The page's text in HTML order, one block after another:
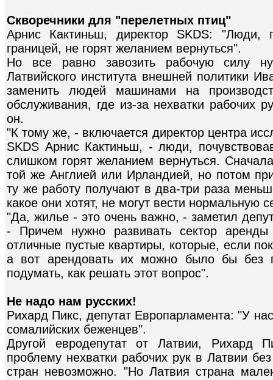
Скворечники для "перелетных птиц"
Арнис Кактиньш, директор SKDS: "Люди,
границей, не горят желанием вернуться".
Но все равно завозить рабочую силу
Латвийского института внешней политики
заменить людей машинами на
обслуживания, где из-за нехватки рабочих
он.
"К тому же, - включается директор центра
SKDS Арнис Кактиньш, - люди,
слишком горят желанием вернуться.
той же Англией или Ирландией, но потом
ту же работу получают в два-три раза
какое они хотят, не могут вести нормальную
"Да, жилье - это очень важно, - заметил
- Причем нужно развивать сектор
отличные пустые квартиры, которые, если
а вот арендовать их можно было бы без
подумать, как решать этот вопрос".
Не надо нам русских!
Рихард Пикс, депутат Европарламента: "У
сомалийских беженцев".
Другой евродепутат от Латвии, Рихард
проблему нехватки рабочих рук в Латвии
стран невозможно. "Но Латвия страна